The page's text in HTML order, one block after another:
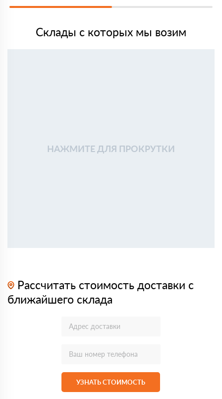
Склады с которых мы возим
НАЖМИТЕ ДЛЯ ПРОКРУТКИ
Рассчитать стоимость доставки с
ближайшего склада
УЗНАТЬ СТОИМОСТЬ